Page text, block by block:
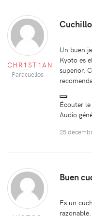
CHR1ST1AN
Paracuellos
Un buen
Kyoto es
superior.
Écouter
Audio
25
Buen
Es un